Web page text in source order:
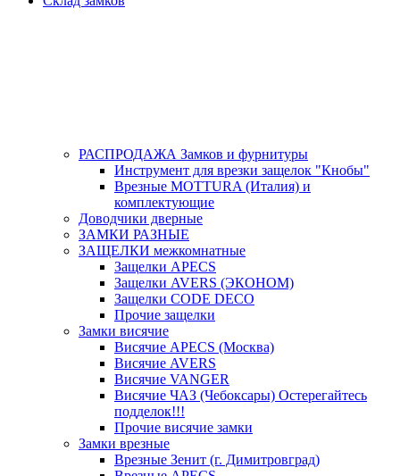
РАСПРОДАЖА Замков и фурнитуры
Инструмент для врезки защелок "Кнобы"
Врезные MOTTURA (Италия) и
комплектующие
Доводчики дверные
ЗАМКИ РАЗНЫЕ
ЗАЩЕЛКИ межкомнатные
Защелки APECS
Защелки AVERS (ЭКОНОМ)
Защелки CODE DECO
Прочие защелки
Замки висячие
Висячие APECS (Москва)
Висячие AVERS
Висячие VANGER
Висячие ЧАЗ (Чебоксары) Остерегайтесь
подделок!!!
Прочие висячие замки
Замки врезные
Врезные Зенит (г. Димитровград)